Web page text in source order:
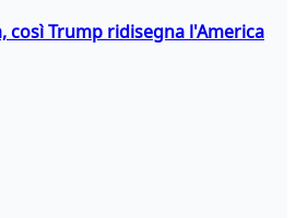
così Trump ridisegna l'America